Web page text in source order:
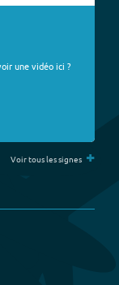
une vidéo ici ?
Voir tous les signes +